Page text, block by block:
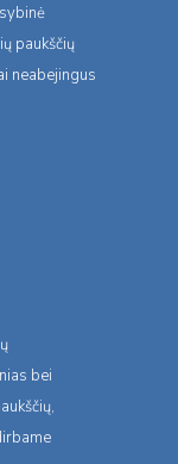
paukščių
neabejingus
bei